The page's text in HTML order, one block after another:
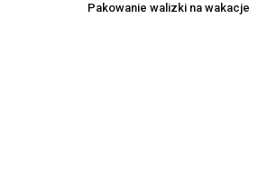
Pakowanie walizki na wakacje